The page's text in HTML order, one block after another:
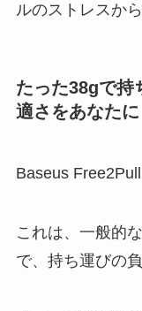
ルのストレスか
たった38gで持
適さをあなたに
Baseus
これは、一般的
で、持ち運びの